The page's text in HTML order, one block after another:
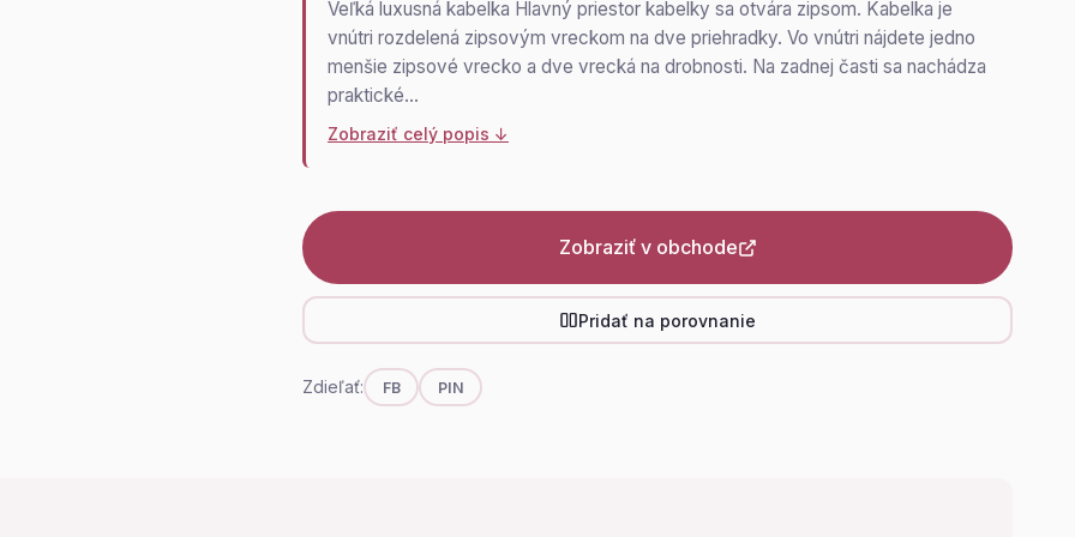
Veľká luxusná kabelka Hlavný priestor kabelky sa otvára zipsom. Kabelka je
vnútri rozdelená zipsovým vreckom na dve priehradky. Vo vnútri nájdete jedno
menšie zipsové vrecko a dve vrecká na drobnosti. Na zadnej časti sa nachádza
praktické…
Zobraziť celý popis ↓
Zobraziť v obchode
Pridať na porovnanie
Zdieľať: FB PIN